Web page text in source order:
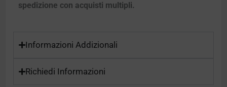
spedizione con acquisti multipli.
Informazioni Addizionali
Richiedi Informazioni